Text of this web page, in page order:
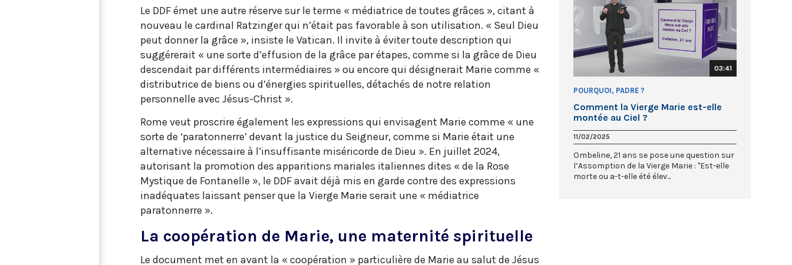
Le DDF émet une autre réserve sur le terme « médiatrice de toutes grâces », citant à
nouveau le cardinal Ratzinger qui n’était pas favorable à son utilisation. « Seul Dieu
peut donner la grâce », insiste le Vatican. Il invite à éviter toute description qui
suggérerait « une sorte d’effusion de la grâce par étapes, comme si la grâce de Dieu
descendait par différents intermédiaires » ou encore qui désignerait Marie comme «
distributrice de biens ou d’énergies spirituelles, détachés de notre relation
personnelle avec Jésus-Christ ».
Rome veut proscrire également les expressions qui envisagent Marie comme « une
sorte de ‘paratonnerre’ devant la justice du Seigneur, comme si Marie était une
alternative nécessaire à l’insuffisante miséricorde de Dieu ». En juillet 2024,
autorisant la promotion des apparitions mariales italiennes dites « de la Rose
Mystique de Fontanelle », le DDF avait déjà mis en garde contre des expressions
inadéquates laissant penser que la Vierge Marie serait une « médiatrice
paratonnerre ».
La coopération de Marie, une maternité spirituelle
Le document met en avant la « coopération » particulière de Marie au salut de Jésus
03:41
POURQUOI, PADRE ?
Comment la Vierge Marie est-elle
montée au Ciel ?
11/02/2025
Ombeline, 21 ans se pose une question sur
l’Assomption de la Vierge Marie : "Est-elle
morte ou a-t-elle été élev...